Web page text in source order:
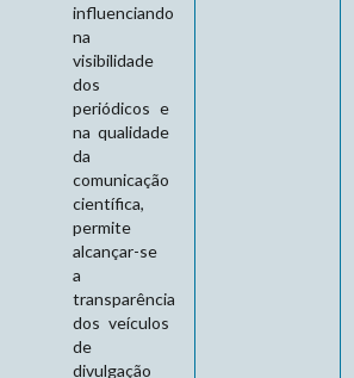
influenciando
na
visibilidade
dos
periódicos e
na qualidade
da
comunicação
científica,
permite
alcançar-se
a
transparência
dos veículos
de
divulgação